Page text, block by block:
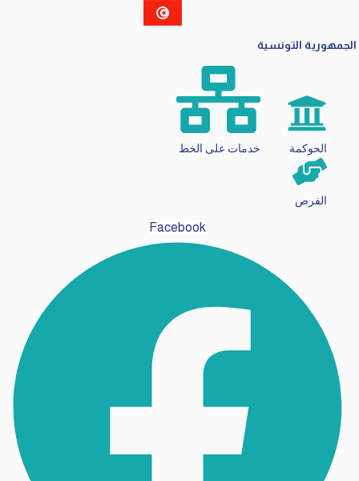
الجمهورية التونسية
الحوكمة خدمات على الخط
الفرص
Facebook